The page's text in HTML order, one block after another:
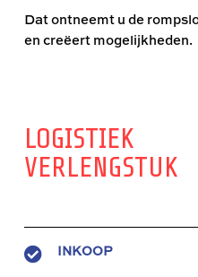
Dat ontneemt u de
en creëert mogelijkheden.
LOGISTIEK
VERLENGSTUK
 INKOOP